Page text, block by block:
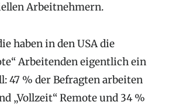
Arbeitnehmern.
haben in den USA die
Arbeitenden eigentlich ein
47 % der Befragten arbeiten
„Vollzeit“ Remote und 34 %